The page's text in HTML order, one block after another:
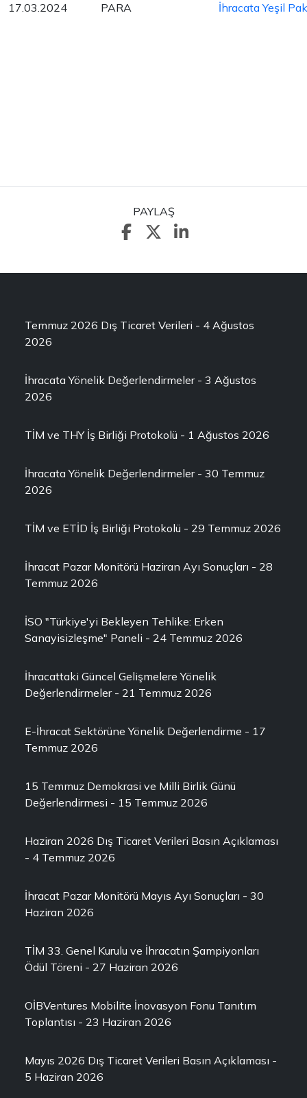
17.03.2024 PARA İhracata Yeşil
PAYLAŞ
Temmuz 2026 Dış Ticaret Verileri - 4 Ağustos
2026
İhracata Yönelik Değerlendirmeler - 3 Ağustos
2026
TİM ve THY İş Birliği Protokolü - 1 Ağustos 2026
İhracata Yönelik Değerlendirmeler - 30 Temmuz
2026
TİM ve ETİD İş Birliği Protokolü - 29 Temmuz 2026
İhracat Pazar Monitörü Haziran Ayı Sonuçları - 28
Temmuz 2026
İSO "Türkiye'yi Bekleyen Tehlike: Erken
Sanayisizleşme" Paneli - 24 Temmuz 2026
İhracattaki Güncel Gelişmelere Yönelik
Değerlendirmeler - 21 Temmuz 2026
E-İhracat Sektörüne Yönelik Değerlendirme - 17
Temmuz 2026
15 Temmuz Demokrasi ve Milli Birlik Günü
Değerlendirmesi - 15 Temmuz 2026
Haziran 2026 Dış Ticaret Verileri Basın Açıklaması
- 4 Temmuz 2026
İhracat Pazar Monitörü Mayıs Ayı Sonuçları - 30
Haziran 2026
TİM 33. Genel Kurulu ve İhracatın Şampiyonları
Ödül Töreni - 27 Haziran 2026
OİBVentures Mobilite İnovasyon Fonu Tanıtım
Toplantısı - 23 Haziran 2026
Mayıs 2026 Dış Ticaret Verileri Basın Açıklaması -
5 Haziran 2026